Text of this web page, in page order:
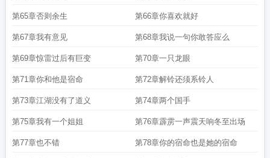
第65章否则余生 第66章你喜欢就好
第67章我有意见 第68章我说一句你敢答应么
第69章惊雷过后有巨变 第70章一只龙眼
第71章你和他是宿命 第72章解铃还须系铃人
第73章江湖没有了道义 第74章两个国手
第75章我有一个姐姐 第76章霹雳一声震天响冬至出场
第77章也不错 第78章你的宿命也是她的宿命